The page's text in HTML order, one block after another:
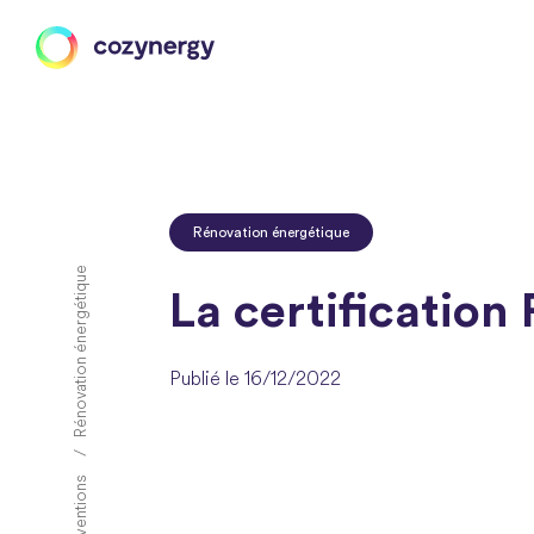
Rénovation énergétique
Rénovation énergétique
La certification
Publié le 16/12/2022